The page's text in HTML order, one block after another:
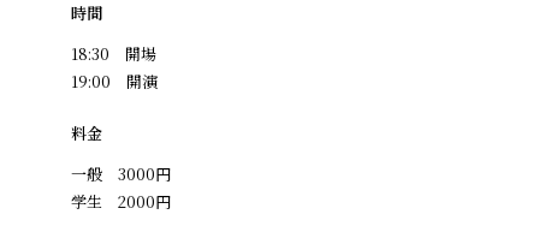
時間
18:30 開場
19:00 開演
料金
一般 3000円
学生 2000円